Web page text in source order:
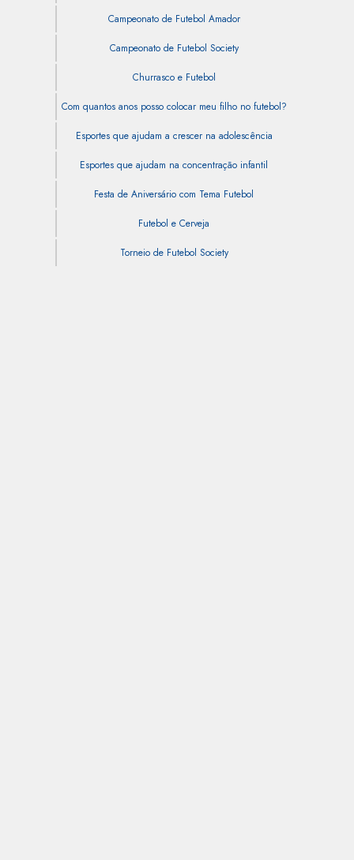
Campeonato de Futebol Amador
Campeonato de Futebol Society
Churrasco e Futebol
Com quantos anos posso colocar meu filho no futebol?
Esportes que ajudam a crescer na adolescência
Esportes que ajudam na concentração infantil
Festa de Aniversário com Tema Futebol
Futebol e Cerveja
Torneio de Futebol Society